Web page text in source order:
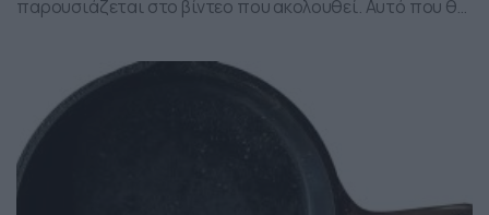
παρουσιάζεται στο βίντεο που ακολουθεί. Αυτό που θα
καθαριότητα του μπάνιου μπορεί να προκαλέσει έναν
μεγάλο… πονοκέφαλο για κάθε νοικοκυριό και πολλοί
είναι αυτοί […]